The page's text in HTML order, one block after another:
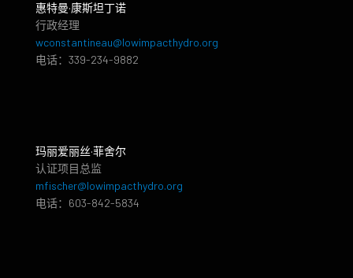
惠特曼·康斯坦丁诺
行政经理
wconstantineau@lowimpacthydro.org
电话：339-234-9882
玛丽爱丽丝·菲舍尔
认证项目总监
mfischer@lowimpacthydro.org
电话：603-842-5834